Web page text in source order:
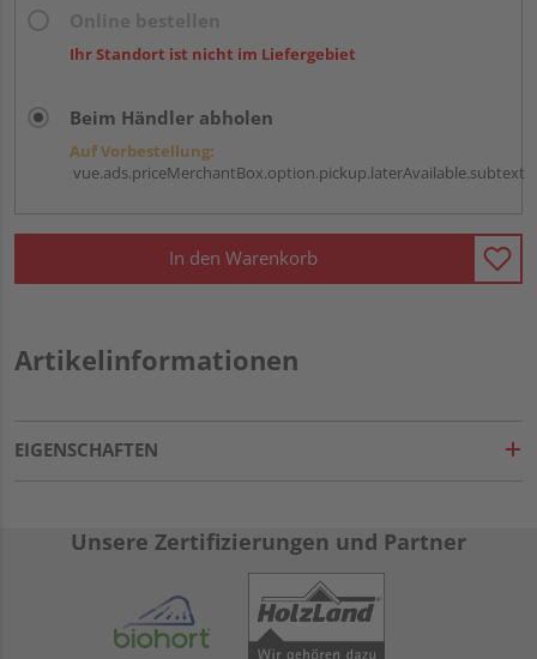
Ihr Standort ist nicht im Liefergebiet
Beim Händler abholen
Auf Vorbestellung:
vue.ads.priceMerchantBox.option.pickup.laterAvailable.subtext
In den Warenkorb
Artikelinformationen
EIGENSCHAFTEN
Unsere Zertifizierungen und Partner